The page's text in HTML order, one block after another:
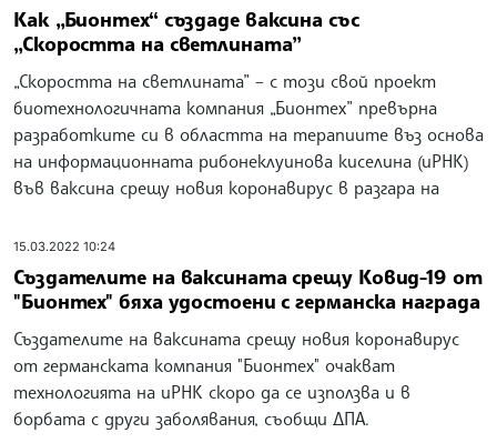
Как „Бионтех“ създаде ваксина със
„Скоростта на светлината”
„Скоростта на светлината” – с този свой проект
биотехнологичната компания „Бионтех” превърна
разработките си в областта на терапиите въз основа
на информационната рибонеклуинова киселина (иРНК)
във ваксина срещу новия коронавирус в разгара на
15.03.2022 10:24
Създателите на ваксината срещу Ковид-19 от
"Бионтех" бяха удостоени с германска награда
Създателите на ваксината срещу новия коронавирус
от германската компания "Бионтех" очакват
технологията на иРНК скоро да се използва и в
борбата с други заболявания, съобщи ДПА.